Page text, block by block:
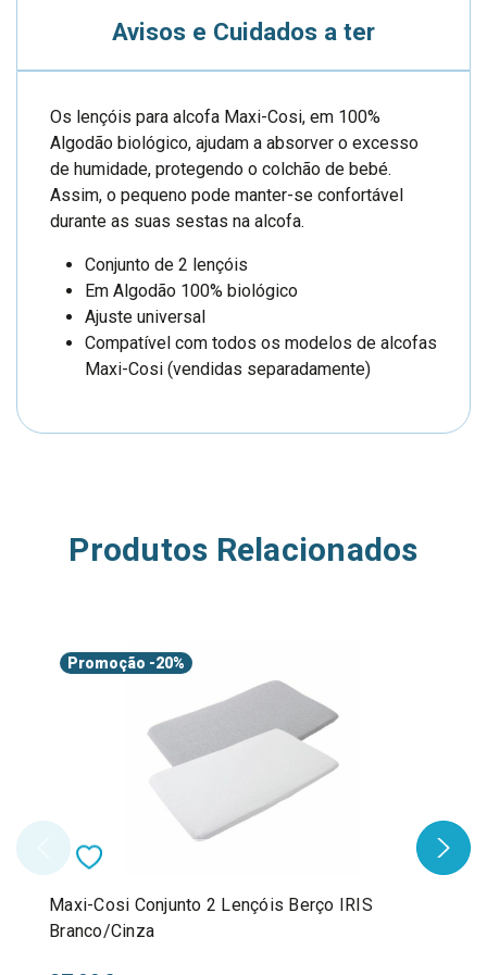
Avisos e Cuidados a ter
Os lençóis para alcofa Maxi-Cosi, em 100%
Algodão biológico, ajudam a absorver o excesso
de humidade, protegendo o colchão de bebé.
Assim, o pequeno pode manter-se confortável
durante as suas sestas na alcofa.
Conjunto de 2 lençóis
Em Algodão 100% biológico
Ajuste universal
Compatível com todos os modelos de alcofas
Maxi-Cosi (vendidas separadamente)
Produtos Relacionados
Promoção -20%
Maxi-Cosi Conjunto 2 Lençóis Berço IRIS
Branco/Cinza